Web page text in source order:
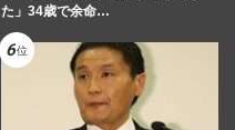
た」34歳で余命…